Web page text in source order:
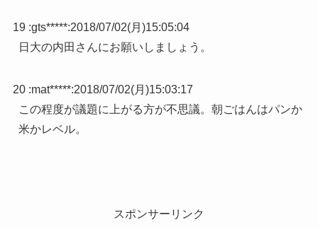
19 :gts*****:2018/07/02(月)15:05:04
日大の内田さんにお願いしましょう。
20 :mat*****:2018/07/02(月)15:03:17
この程度が議題に上がる方が不思議。朝ごはんはパンか
米かレベル。
スポンサーリンク